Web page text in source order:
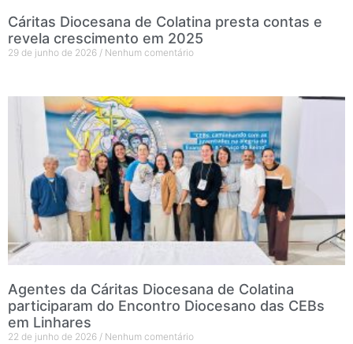
Cáritas Diocesana de Colatina presta contas e
revela crescimento em 2025
29 de junho de 2026 Nenhum comentário
Agentes da Cáritas Diocesana de Colatina
participaram do Encontro Diocesano das CEBs
em Linhares
22 de junho de 2026 Nenhum comentário